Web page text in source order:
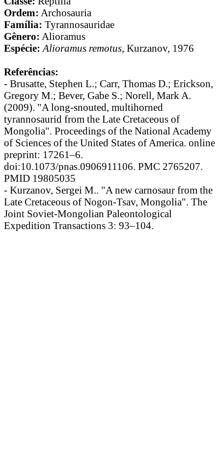
Ordem: Archosauria
Família: Tyrannosauridae
Gênero: Alioramus
Espécie: Alioramus remotus, Kurzanov, 1976
Referências:
- Brusatte, Stephen L.; Carr, Thomas D.; Erickson,
Gregory M.; Bever, Gabe S.; Norell, Mark A.
(2009). "A long-snouted, multihorned
tyrannosaurid from the Late Cretaceous of
Mongolia". Proceedings of the National Academy
of Sciences of the United States of America. online
preprint: 17261–6.
doi:10.1073/pnas.0906911106. PMC 2765207.
PMID 19805035
- Kurzanov, Sergei M.. "A new carnosaur from the
Late Cretaceous of Nogon-Tsav, Mongolia". The
Joint Soviet-Mongolian Paleontological
Expedition Transactions 3: 93–104.